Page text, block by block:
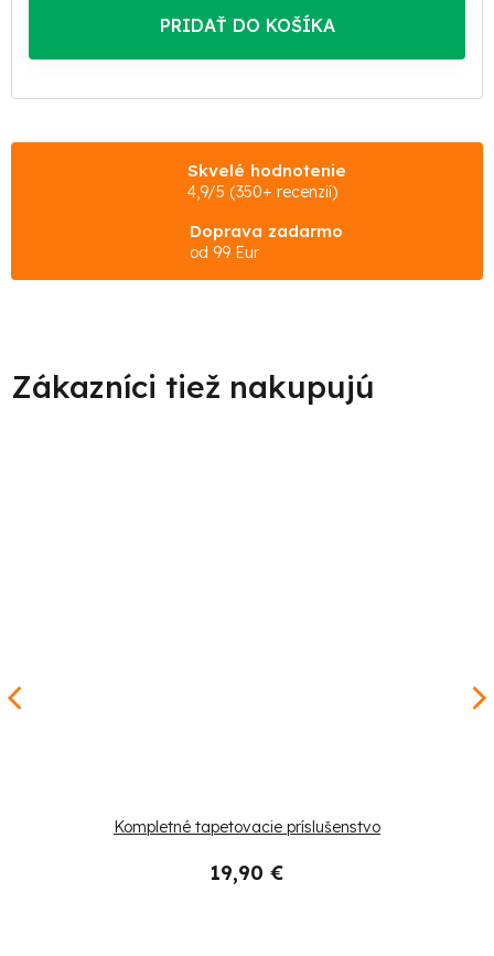
PRIDAŤ DO KOŠÍKA
Skvelé hodnotenie
4,9/5 (350+ recenzií)
Doprava zadarmo
od 99 Eur
Kompletné tapetovacie príslušenstvo
19,90 €